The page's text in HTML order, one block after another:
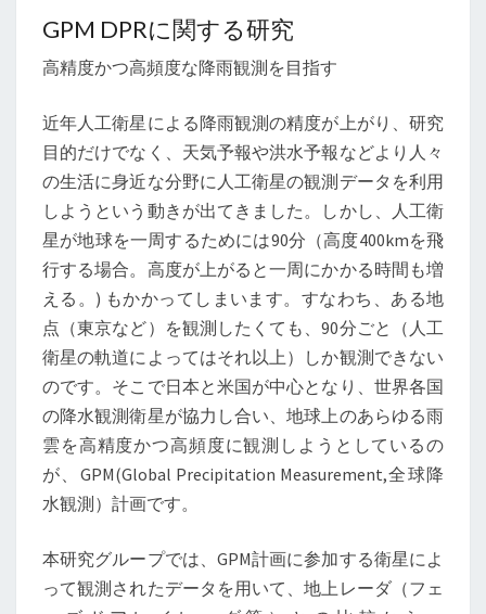
GPM DPRに関する研究
高精度かつ高頻度な降雨観測を目指す
近年人工衛星による降雨観測の精度が上がり、研究
目的だけでなく、天気予報や洪水予報などより人々
の生活に身近な分野に人工衛星の観測データを利用
しようという動きが出てきました。しかし、人工衛
星が地球を一周するためには90分（高度400kmを飛
行する場合。高度が上がると一周にかかる時間も増
える。) もかかってしまいます。すなわち、ある地
点（東京など）を観測したくても、90分ごと（人工
衛星の軌道によってはそれ以上）しか観測できない
のです。そこで日本と米国が中心となり、世界各国
の降水観測衛星が協力し合い、地球上のあらゆる雨
雲を高精度かつ高頻度に観測しようとしているの
が、GPM(Global Precipitation Measurement,全球降
水観測）計画です。
本研究グループでは、GPM計画に参加する衛星によ
って観測されたデータを用いて、地上レーダ（フェ